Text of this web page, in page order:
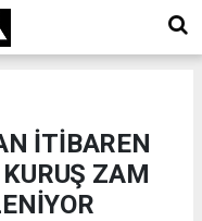
İTİBAREN
ZAM